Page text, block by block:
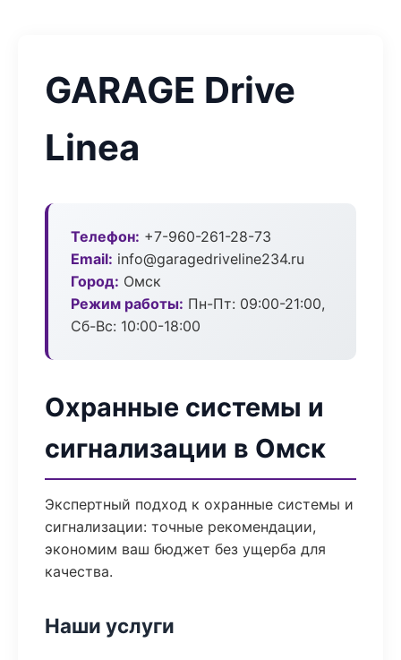
GARAGE Drive
Linea
Телефон: +7-960-261-28-73
Email: info@garagedriveline234.ru
Город: Омск
Режим работы: Пн-Пт: 09:00-21:00,
Сб-Вс: 10:00-18:00
Охранные системы и
сигнализации в Омск
Экспертный подход к охранные системы и
сигнализации: точные рекомендации,
экономим ваш бюджет без ущерба для
качества.
Наши услуги